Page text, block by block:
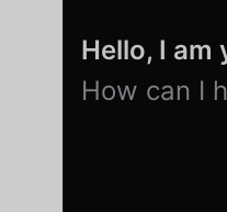
Hello, I am
How can I